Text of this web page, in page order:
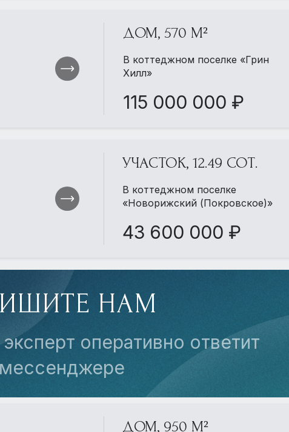
ДОМ, 570 М²
В коттеджном поселке «Грин
Хилл»
115 000 000 ₽
УЧАСТОК, 12.49 СОТ.
В коттеджном поселке
«Новорижский (Покровское)»
43 600 000 ₽
НАМ
оперативно ответит
ДОМ, 950 М²